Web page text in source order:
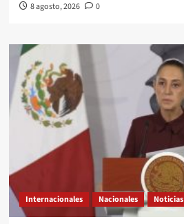
8 agosto, 2026 0
Internacionales Nacionales Noticias